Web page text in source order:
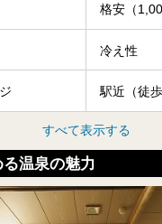
格安（
冷え性
駅近（徒
すべて表示する
温泉の魅力